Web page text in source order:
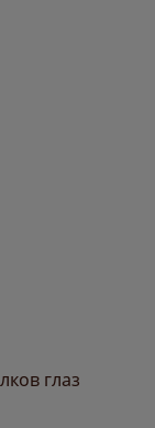
глаз